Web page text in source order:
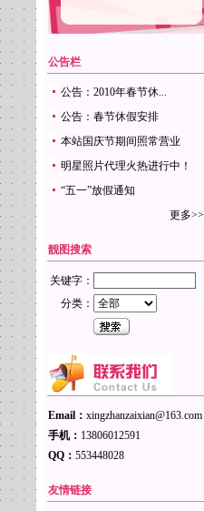
公告栏
公告：2010年春节休...
公告：春节休假安排
本站国庆节期间照常营业
明星照片代理火热进行中！
“五一”放假通知
更多>>
靓图搜索
关键字：
分类：
Email： xingzhanzaixian@163.com
手机： 13806012591
QQ： 553448028
友情链接